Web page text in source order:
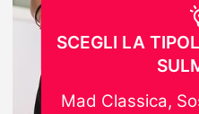
SCEGLI LA
Mad Classica,